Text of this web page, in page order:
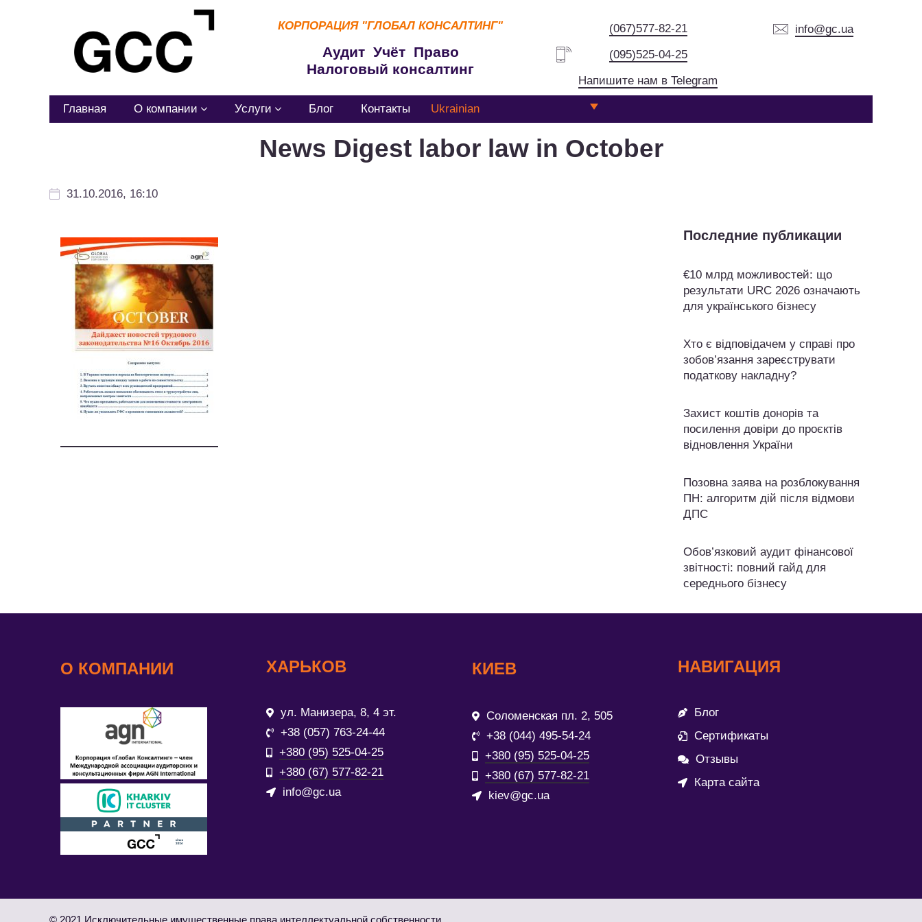
КОРПОРАЦИЯ "ГЛОБАЛ КОНСАЛТИНГ"
Аудит Учёт Право
Налоговый консалтинг
(067)577-82-21
(095)525-04-25
Напишите нам в Telegram
info@gc.ua
Главная О компании Услуги Блог Контакты Ukrainian
News Digest labor law in October
31.10.2016, 16:10
Последние публикации
€10 млрд можливостей: що
результати URC 2026 означають
для українського бізнесу
Хто є відповідачем у справі про
зобов’язання зареєструвати
податкову накладну?
Захист коштів донорів та
посилення довіри до проєктів
відновлення України
Позовна заява на розблокування
ПН: алгоритм дій після відмови
ДПС
Обов’язковий аудит фінансової
звітності: повний гайд для
середнього бізнесу
О КОМПАНИИ ХАРЬКОВ
ул. Манизера, 8, 4 эт.
+38 (057) 763-24-44
+380 (95) 525-04-25
+380 (67) 577-82-21
info@gc.ua
КИЕВ
Соломенская пл. 2, 505
+38 (044) 495-54-24
+380 (95) 525-04-25
+380 (67) 577-82-21
kiev@gc.ua
НАВИГАЦИЯ
Блог
Сертификаты
Отзывы
Карта сайта